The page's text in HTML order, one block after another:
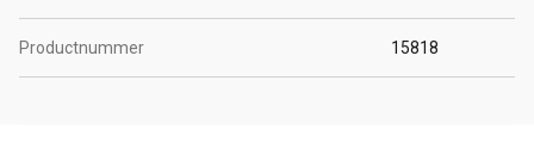
Productnummer 15818